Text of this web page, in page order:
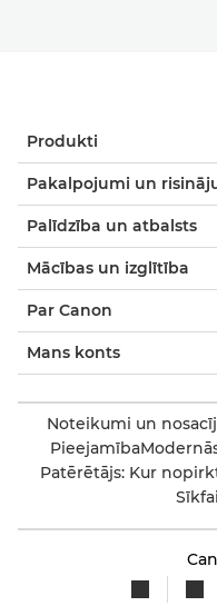
Produkti
Pakalpojumi un
Palīdzība un atbalsts
Mācības un izglītība
Par Canon
Mans konts
Noteikumi un
Pieejamība
Patērētājs: Kur